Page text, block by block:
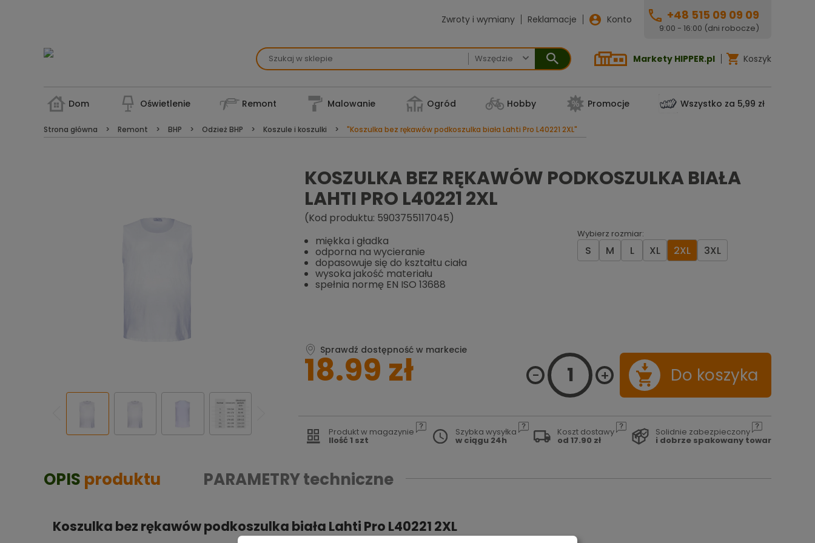
Zwroty i wymiany Reklamacje Konto +48 515 09 09 09
9:00 - 16:00 (dni robocze)
 Markety HIPPER.pl Koszyk
Dom Oświetlenie Remont Malowanie Ogród Hobby Promocje Wszystko za 5,99 zł
Strona główna Remont BHP Odzież BHP Koszule i koszulki "Koszulka bez rękawów podkoszulka biała Lahti Pro L40221 2XL"
KOSZULKA BEZ RĘKAWÓW PODKOSZULKA BIAŁA
LAHTI PRO L40221 2XL
(Kod produktu: 5903755117045)
miękka i gładka
odporna na wycieranie
dopasowuje się do kształtu ciała
wysoka jakość materiału
spełnia normę EN ISO 13688
Wybierz rozmiar:
S M L XL 2XL 3XL
Sprawdź dostępność w markecie
18.99 zł Do koszyka
Produkt w magazynie
Ilość 1 szt
Szybka wysyłka
w ciągu 24h
Koszt dostawy
od 17.90 zł
Solidnie zabezpieczony
i dobrze spakowany towar
OPIS produktu PARAMETRYtechniczne
Koszulka bez rękawów podkoszulka biała Lahti Pro L40221 2XL